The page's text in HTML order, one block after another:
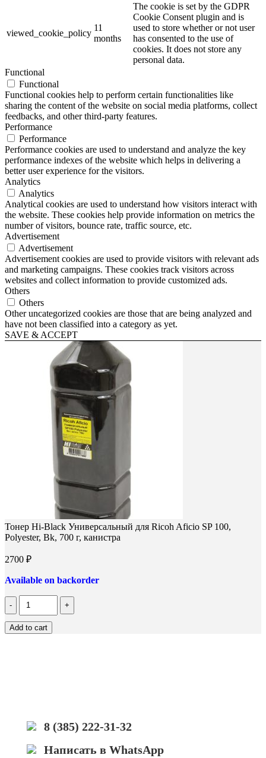
viewed_cookie_policy
11
months
The cookie is set by the GDPR
Cookie Consent plugin and is
used to store whether or not user
has consented to the use of
cookies. It does not store any
personal data.
Functional
Functional
Functional cookies help to perform certain functionalities like
sharing the content of the website on social media platforms, collect
feedbacks, and other third-party features.
Performance
Performance
Performance cookies are used to understand and analyze the key
performance indexes of the website which helps in delivering a
better user experience for the visitors.
Analytics
Analytics
Analytical cookies are used to understand how visitors interact with
the website. These cookies help provide information on metrics the
number of visitors, bounce rate, traffic source, etc.
Advertisement
Advertisement
Advertisement cookies are used to provide visitors with relevant ads
and marketing campaigns. These cookies track visitors across
websites and collect information to provide customized ads.
Others
Others
Other uncategorized cookies are those that are being analyzed and
have not been classified into a category as yet.
SAVE & ACCEPT
Тонер Hi-Black Универсальный для Ricoh Aficio SP 100,
Polyester, Bk, 700 г, канистра
2700 ₽
Available on backorder
Количество
Тонер
Hi-
Black
канистра
Add to cart
8 (385) 222-31-32
Написать в WhatsApp